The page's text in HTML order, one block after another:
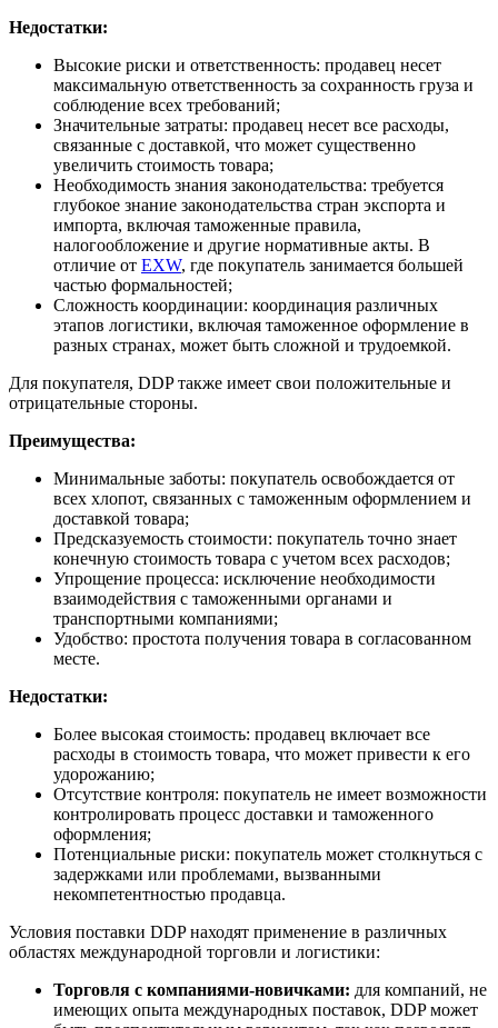
Недостатки:
Высокие риски и ответственность: продавец несет
максимальную ответственность за сохранность груза и
соблюдение всех требований;
Значительные затраты: продавец несет все расходы,
связанные с доставкой, что может существенно
увеличить стоимость товара;
Необходимость знания законодательства: требуется
глубокое знание законодательства стран экспорта и
импорта, включая таможенные правила,
налогообложение и другие нормативные акты. В
отличие от EXW, где покупатель занимается большей
частью формальностей;
Сложность координации: координация различных
этапов логистики, включая таможенное оформление в
разных странах, может быть сложной и трудоемкой.
Для покупателя, DDP также имеет свои положительные и
отрицательные стороны.
Преимущества:
Минимальные заботы: покупатель освобождается от
всех хлопот, связанных с таможенным оформлением и
доставкой товара;
Предсказуемость стоимости: покупатель точно знает
конечную стоимость товара с учетом всех расходов;
Упрощение процесса: исключение необходимости
взаимодействия с таможенными органами и
транспортными компаниями;
Удобство: простота получения товара в согласованном
месте.
Недостатки:
Более высокая стоимость: продавец включает все
расходы в стоимость товара, что может привести к его
удорожанию;
Отсутствие контроля: покупатель не имеет возможности
контролировать процесс доставки и таможенного
оформления;
Потенциальные риски: покупатель может столкнуться с
задержками или проблемами, вызванными
некомпетентностью продавца.
Условия поставки DDP находят применение в различных
областях международной торговли и логистики:
Торговля с компаниями-новичками: для компаний, не
имеющих опыта международных поставок, DDP может